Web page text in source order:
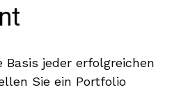
jeder erfolgreichen
Sie ein Portfolio